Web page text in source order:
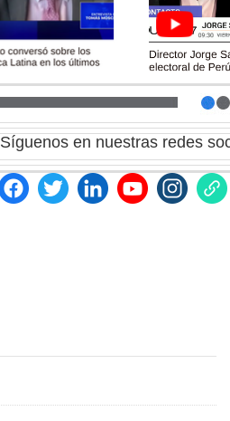
Síguenosen nuestras redes